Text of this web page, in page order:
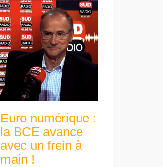
Euro numérique :
la BCE avance
avec un frein à
main !